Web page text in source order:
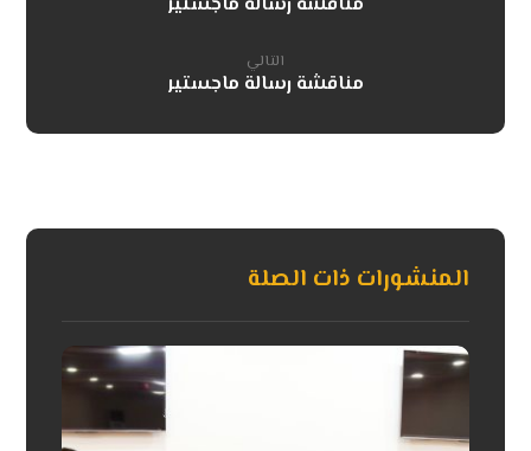
التالي
مناقشة رسالة ماجستير
المنشورات ذات الصلة